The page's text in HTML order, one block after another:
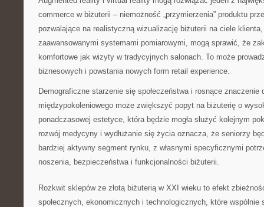
commerce w biżuterii – niemożność „przymierzenia” produktu
pozwalające na realistyczną wizualizację biżuterii na ciele klienta,
zaawansowanymi systemami pomiarowymi, mogą sprawić, że
komfortowe jak wizyty w tradycyjnych salonach. To może
biznesowych i powstania nowych form retail experience.
Demograficzne starzenie się społeczeństwa i rosnące znaczenie
międzypokoleniowego może zwiększyć popyt na biżuterię o
ponadczasowej estetyce, która będzie mogła służyć kolejnym
rozwój medycyny i wydłużanie się życia oznacza, że seniorzy
bardziej aktywny segment rynku, z własnymi specyficznymi
noszenia, bezpieczeństwa i funkcjonalności biżuterii.
Rozkwit sklepów ze złotą biżuterią w XXI wieku to efekt
społecznych, ekonomicznych i technologicznych, które wspólnie